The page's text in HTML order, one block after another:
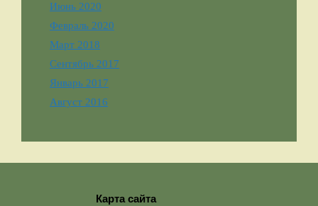
Июнь 2020
Февраль 2020
Март 2018
Сентябрь 2017
Январь 2017
Август 2016
Карта сайта